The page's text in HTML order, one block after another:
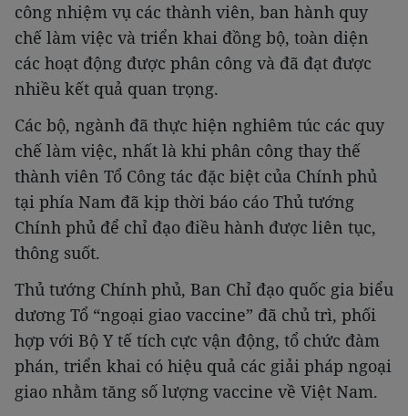
công nhiệm vụ các thành viên, ban hành quy
chế làm việc và triển khai đồng bộ, toàn diện
các hoạt động được phân công và đã đạt được
nhiều kết quả quan trọng.
Các bộ, ngành đã thực hiện nghiêm túc các quy
chế làm việc, nhất là khi phân công thay thế
thành viên Tổ Công tác đặc biệt của Chính phủ
tại phía Nam đã kịp thời báo cáo Thủ tướng
Chính phủ để chỉ đạo điều hành được liên tục,
thông suốt.
Thủ tướng Chính phủ, Ban Chỉ đạo quốc gia biểu
dương Tổ “ngoại giao vaccine” đã chủ trì, phối
hợp với Bộ Y tế tích cực vận động, tổ chức đàm
phán, triển khai có hiệu quả các giải pháp ngoại
giao nhằm tăng số lượng vaccine về Việt Nam.